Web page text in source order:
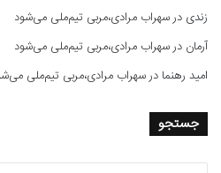
زندی درسهراب مرادی،مربی تیم‌ملی می‌شود
آرمان درسهراب مرادی،مربی تیم‌ملی می‌شود
امید رهنما درسهراب مرادی،مربی تیم‌ملی
جستجو